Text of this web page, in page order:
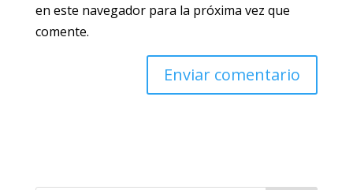
en este navegador para la próxima vez que
comente.